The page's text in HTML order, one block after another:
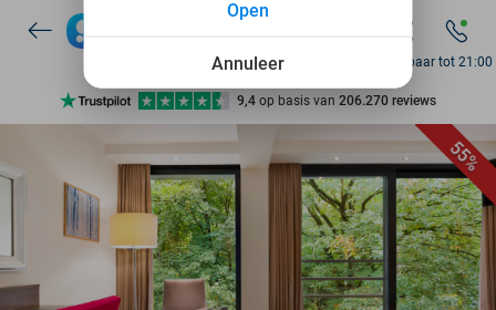
7 dagen per week beschikbaar
10+ miljoen leden
9,4 op basis van 206.270 reviews
Ontdek 15.000+ deals
7 dagen per week beschikbaar
10+ miljoen leden
Bereikbaar tot 21:00
55%
Annuleer
Open